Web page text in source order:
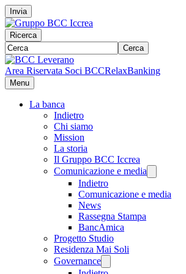
Invia
Ricerca
Cerca
Area Riservata Soci BCCRelaxBanking
Menu
La banca
Indietro
Chi siamo
Mission
La storia
Il Gruppo BCC Iccrea
Comunicazione e media
Indietro
Comunicazione e media
News
Rassegna Stampa
BancAmica
Progetto Studio
Residenza Mai Soli
Governance